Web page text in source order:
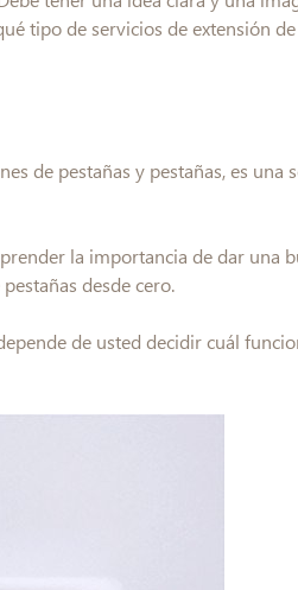
tipo de servicios de extensión
de pestañas y pestañas, es una
la importancia de dar una
desde cero.
de usted decidir cuál